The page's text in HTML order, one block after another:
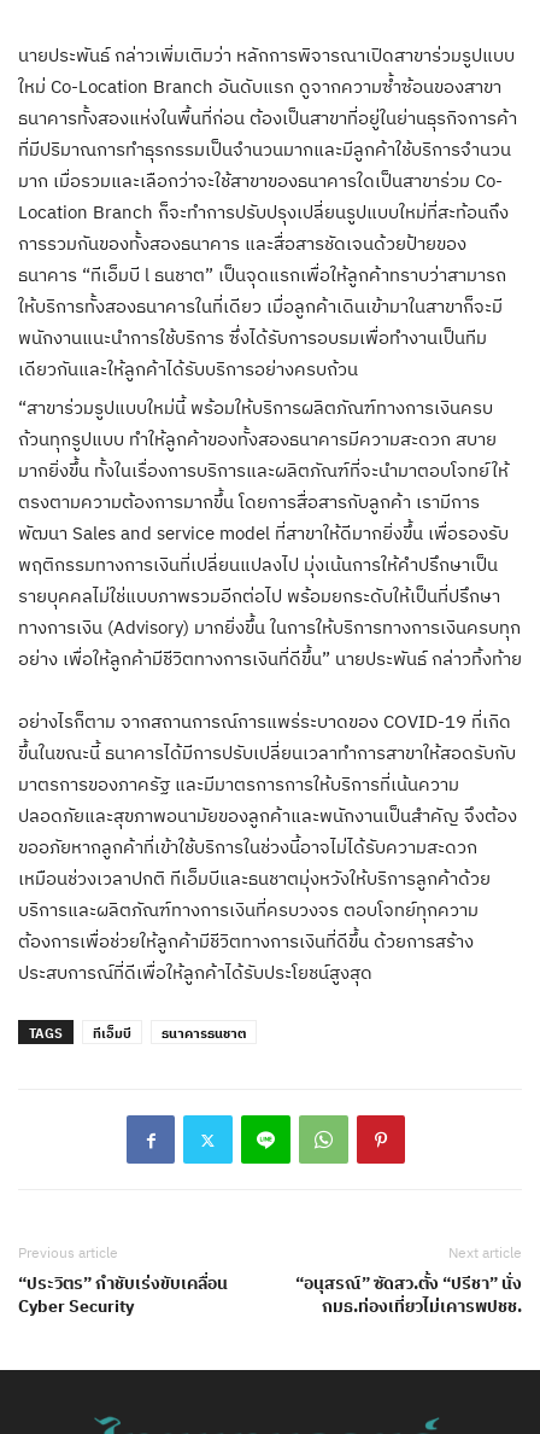
นายประพันธ์ กล่าวเพิ่มเติมว่า หลักการพิจารณาเปิดสาขาร่วมรูปแบบ
ใหม่ Co-Location Branch อันดับแรก ดูจากความซ้ำซ้อนของสาขา
ธนาคารทั้งสองแห่งในพื้นที่ก่อน ต้องเป็นสาขาที่อยู่ในย่านธุรกิจการค้า
ที่มีปริมาณการทำธุรกรรมเป็นจำนวนมากและมีลูกค้าใช้บริการจำนวน
มาก เมื่อรวมและเลือกว่าจะใช้สาขาของธนาคารใดเป็นสาขาร่วม Co-
Location Branch ก็จะทำการปรับปรุงเปลี่ยนรูปแบบใหม่ที่สะท้อนถึง
การรวมกันของทั้งสองธนาคาร และสื่อสารชัดเจนด้วยป้ายของ
ธนาคาร “ทีเอ็มบี l ธนชาต” เป็นจุดแรกเพื่อให้ลูกค้าทราบว่าสามารถ
ให้บริการทั้งสองธนาคารในที่เดียว เมื่อลูกค้าเดินเข้ามาในสาขาก็จะมี
พนักงานแนะนำการใช้บริการ ซึ่งได้รับการอบรมเพื่อทำงานเป็นทีม
เดียวกันและให้ลูกค้าได้รับบริการอย่างครบถ้วน
“สาขาร่วมรูปแบบใหม่นี้ พร้อมให้บริการผลิตภัณฑ์ทางการเงินครบ
ถ้วนทุกรูปแบบ ทำให้ลูกค้าของทั้งสองธนาคารมีความสะดวก สบาย
มากยิ่งขึ้น ทั้งในเรื่องการบริการและผลิตภัณฑ์ที่จะนำมาตอบโจทย์ให้
ตรงตามความต้องการมากขึ้น โดยการสื่อสารกับลูกค้า เรามีการ
พัฒนา Sales and service model ที่สาขาให้ดีมากยิ่งขึ้น เพื่อรองรับ
พฤติกรรมทางการเงินที่เปลี่ยนแปลงไป มุ่งเน้นการให้คำปรึกษาเป็น
รายบุคคลไม่ใช่แบบภาพรวมอีกต่อไป พร้อมยกระดับให้เป็นที่ปรึกษา
ทางการเงิน (Advisory) มากยิ่งขึ้น ในการให้บริการทางการเงินครบทุก
อย่าง เพื่อให้ลูกค้ามีชีวิตทางการเงินที่ดีขึ้น” นายประพันธ์ กล่าวทิ้งท้าย
อย่างไรก็ตาม จากสถานการณ์การแพร่ระบาดของ COVID-19 ที่เกิด
ขึ้นในขณะนี้ ธนาคารได้มีการปรับเปลี่ยนเวลาทำการสาขาให้สอดรับกับ
มาตรการของภาครัฐ และมีมาตรการการให้บริการที่เน้นความ
ปลอดภัยและสุขภาพอนามัยของลูกค้าและพนักงานเป็นสำคัญ จึงต้อง
ขออภัยหากลูกค้าที่เข้าใช้บริการในช่วงนี้อาจไม่ได้รับความสะดวก
เหมือนช่วงเวลาปกติ ทีเอ็มบีและธนชาตมุ่งหวังให้บริการลูกค้าด้วย
บริการและผลิตภัณฑ์ทางการเงินที่ครบวงจร ตอบโจทย์ทุกความ
ต้องการเพื่อช่วยให้ลูกค้ามีชีวิตทางการเงินที่ดีขึ้น ด้วยการสร้าง
ประสบการณ์ที่ดีเพื่อให้ลูกค้าได้รับประโยชน์สูงสุด
TAGS ทีเอ็มบี ธนาคารธนชาต
Previous article
“ประวิตร” กำชับเร่งขับเคลื่อน
Cyber Security
Next article
“อนุสรณ์” ซัดสว.ตั้ง “ปรีชา” นั่ง
กมธ.ท่องเที่ยวไม่เคารพปชช.